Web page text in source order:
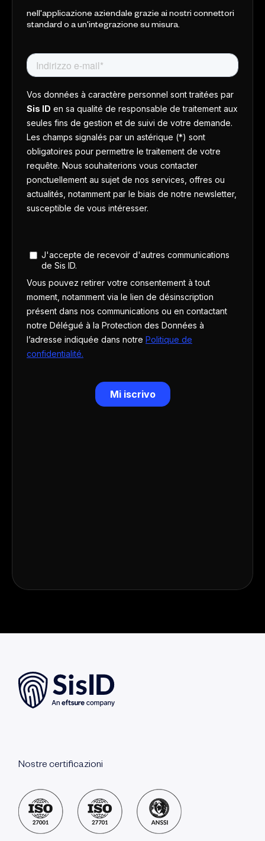
nell'applicazione aziendale grazie ai nostri connettori
standard o a un'integrazione su misura.
Nostre certificazioni